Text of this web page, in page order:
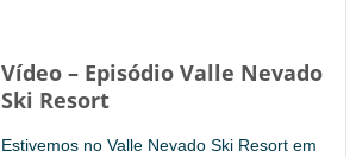
Vídeo – Episódio Valle Nevado
Ski Resort
Estivemos no Valle Nevado Ski Resort em